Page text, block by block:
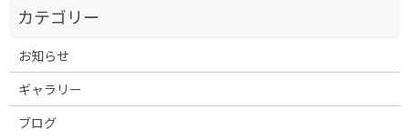
お知らせ
ギャラリー
ブログ